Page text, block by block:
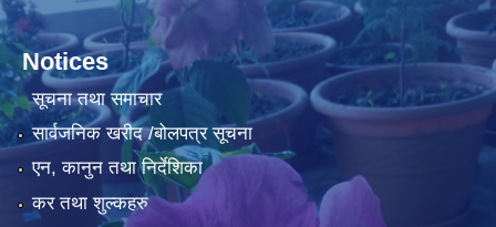
Notices
सूचना तथा समाचार
सार्वजनिक खरीद /बोलपत्र सूचना
एन, कानुन तथा निर्देशिका
कर तथा शुल्कहरु